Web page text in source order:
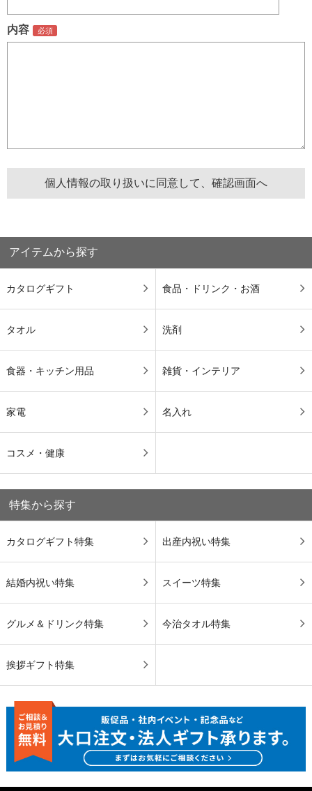
内容
アイテムから探す
カタログギフト 食品・ドリンク・お酒
タオル 洗剤
食器・キッチン用品 雑貨・インテリア
家電 名入れ
コスメ・健康
特集から探す
カタログギフト特集 出産内祝い特集
結婚内祝い特集 スイーツ特集
グルメ＆ドリンク特集 今治タオル特集
挨拶ギフト特集